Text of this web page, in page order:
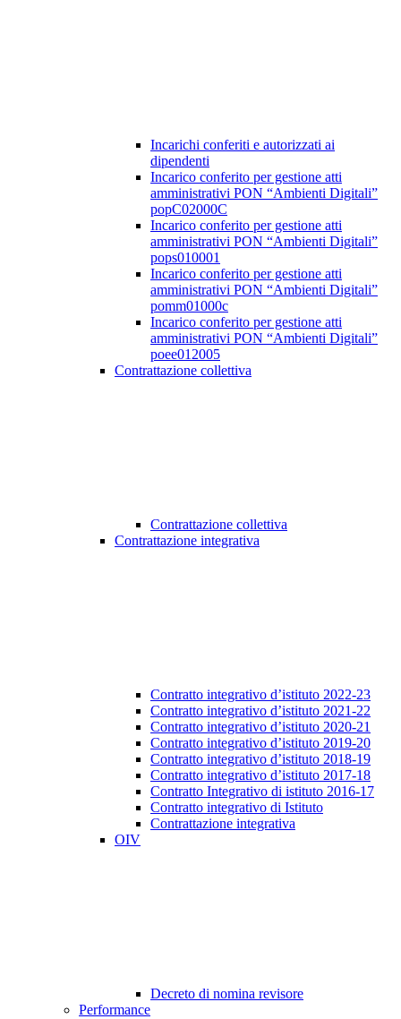
Incarichi conferiti e autorizzati ai
dipendenti
Incarico conferito per gestione atti
amministrativi PON “Ambienti Digitali”
popC02000C
Incarico conferito per gestione atti
amministrativi PON “Ambienti Digitali”
pops010001
Incarico conferito per gestione atti
amministrativi PON “Ambienti Digitali”
pomm01000c
Incarico conferito per gestione atti
amministrativi PON “Ambienti Digitali”
poee012005
Contrattazione collettiva
Contrattazione collettiva
Contrattazione integrativa
Contratto integrativo d’istituto 2022-23
Contratto integrativo d’istituto 2021-22
Contratto integrativo d’istituto 2020-21
Contratto integrativo d’istituto 2019-20
Contratto integrativo d’istituto 2018-19
Contratto integrativo d’istituto 2017-18
Contratto Integrativo di istituto 2016-17
Contratto integrativo di Istituto
Contrattazione integrativa
OIV
Decreto di nomina revisore
Performance